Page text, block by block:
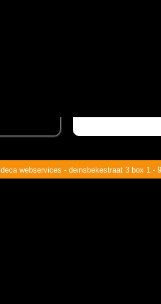
deca webservices - deinsbekestraat 3 box 1 -